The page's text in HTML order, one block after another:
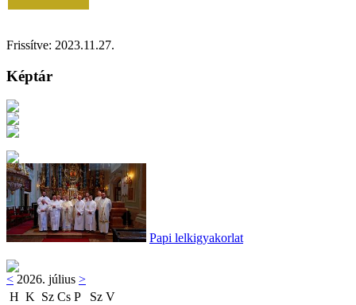
Frissítve: 2023.11.27.
Képtár
Papi lelkigyakorlat
< 2026. július >
H K Sz Cs P Sz V